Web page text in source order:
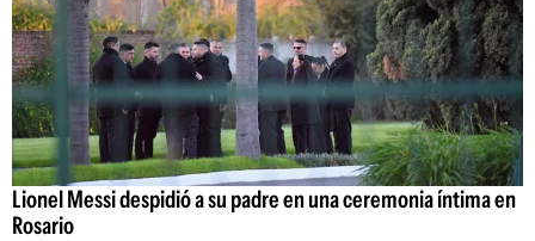
Lionel Messi despidió a su padre en una ceremonia íntima en
Rosario